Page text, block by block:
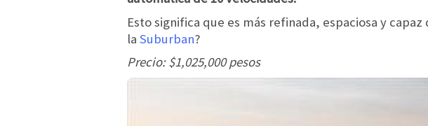
Esto significa que es más refinada, espaciosa y
la Suburban?
Precio: $1,025,000 pesos